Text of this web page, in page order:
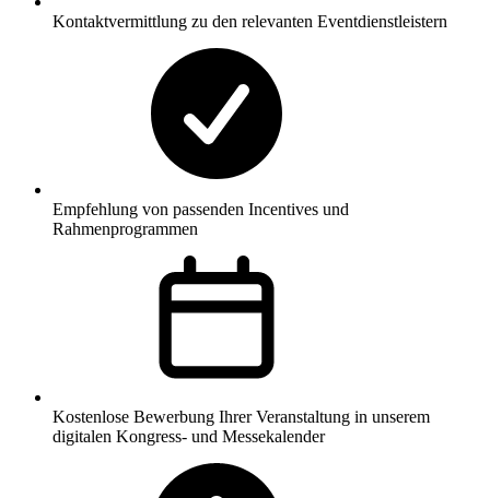
Kontaktvermittlung zu den relevanten Eventdienstleistern
Empfehlung von passenden Incentives und
Rahmenprogrammen
Kostenlose Bewerbung Ihrer Veranstaltung in unserem
digitalen Kongress- und Messekalender